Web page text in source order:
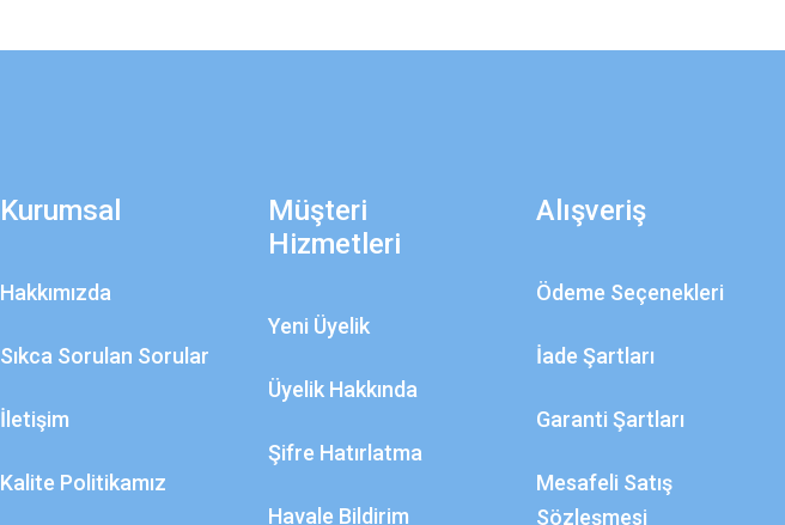
Kurumsal
Hakkımızda
Sıkca Sorulan Sorular
İletişim
Kalite Politikamız
Müşteri
Hizmetleri
Yeni Üyelik
Üyelik Hakkında
Şifre Hatırlatma
Havale Bildirim
Alışveriş
Ödeme Seçenekleri
İade Şartları
Garanti Şartları
Mesafeli Satış
Sözleşmesi